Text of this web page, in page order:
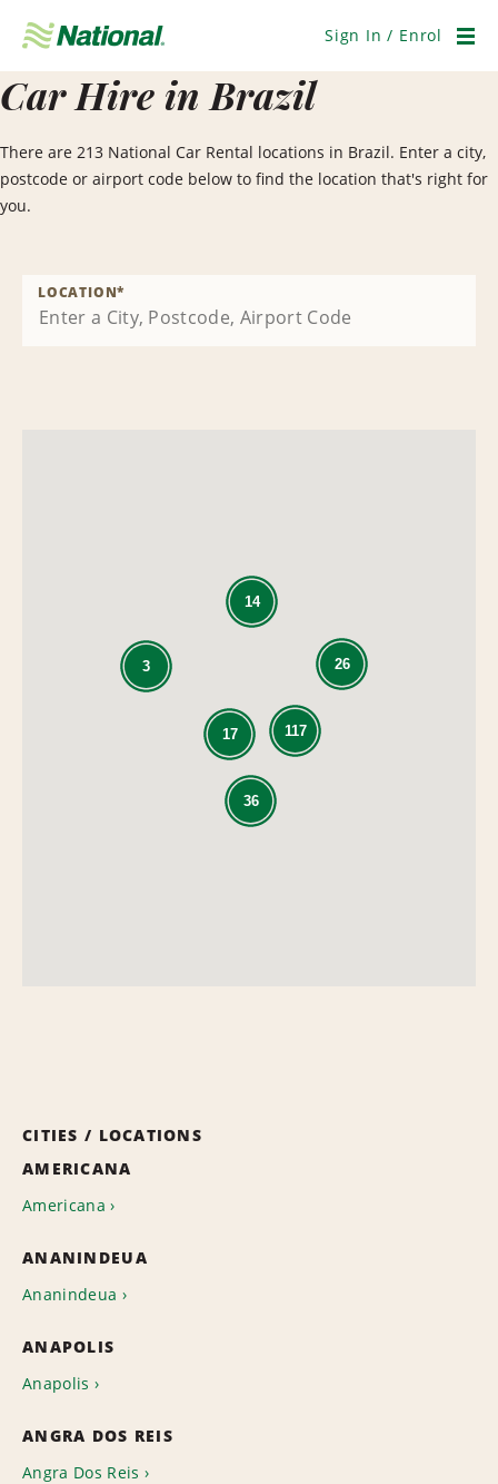
Navigation
Sign In / Enrol
Car Hire in Brazil
There are 213 National Car Rental locations in Brazil. Enter a city,
postcode or airport code below to find the location that's right for
you.
LOCATION*
117
14
36
17
26
3
CITIES / LOCATIONS
AMERICANA
Americana
ANANINDEUA
Ananindeua
ANAPOLIS
Anapolis
ANGRA DOS REIS
Angra Dos Reis